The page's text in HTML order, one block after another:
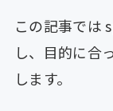
この記事では
し、目的に合
します。